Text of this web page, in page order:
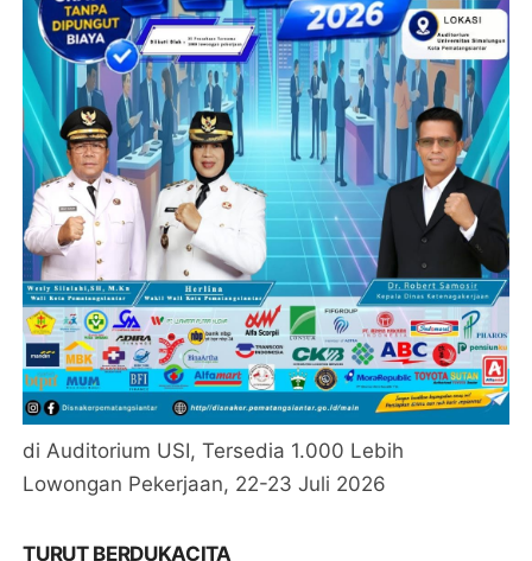
di Auditorium USI, Tersedia 1.000 Lebih
Lowongan Pekerjaan, 22-23 Juli 2026
TURUT BERDUKACITA